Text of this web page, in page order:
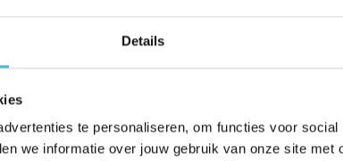
Details
te personaliseren, om functies voor social
we informatie over jouw gebruik van onze site met